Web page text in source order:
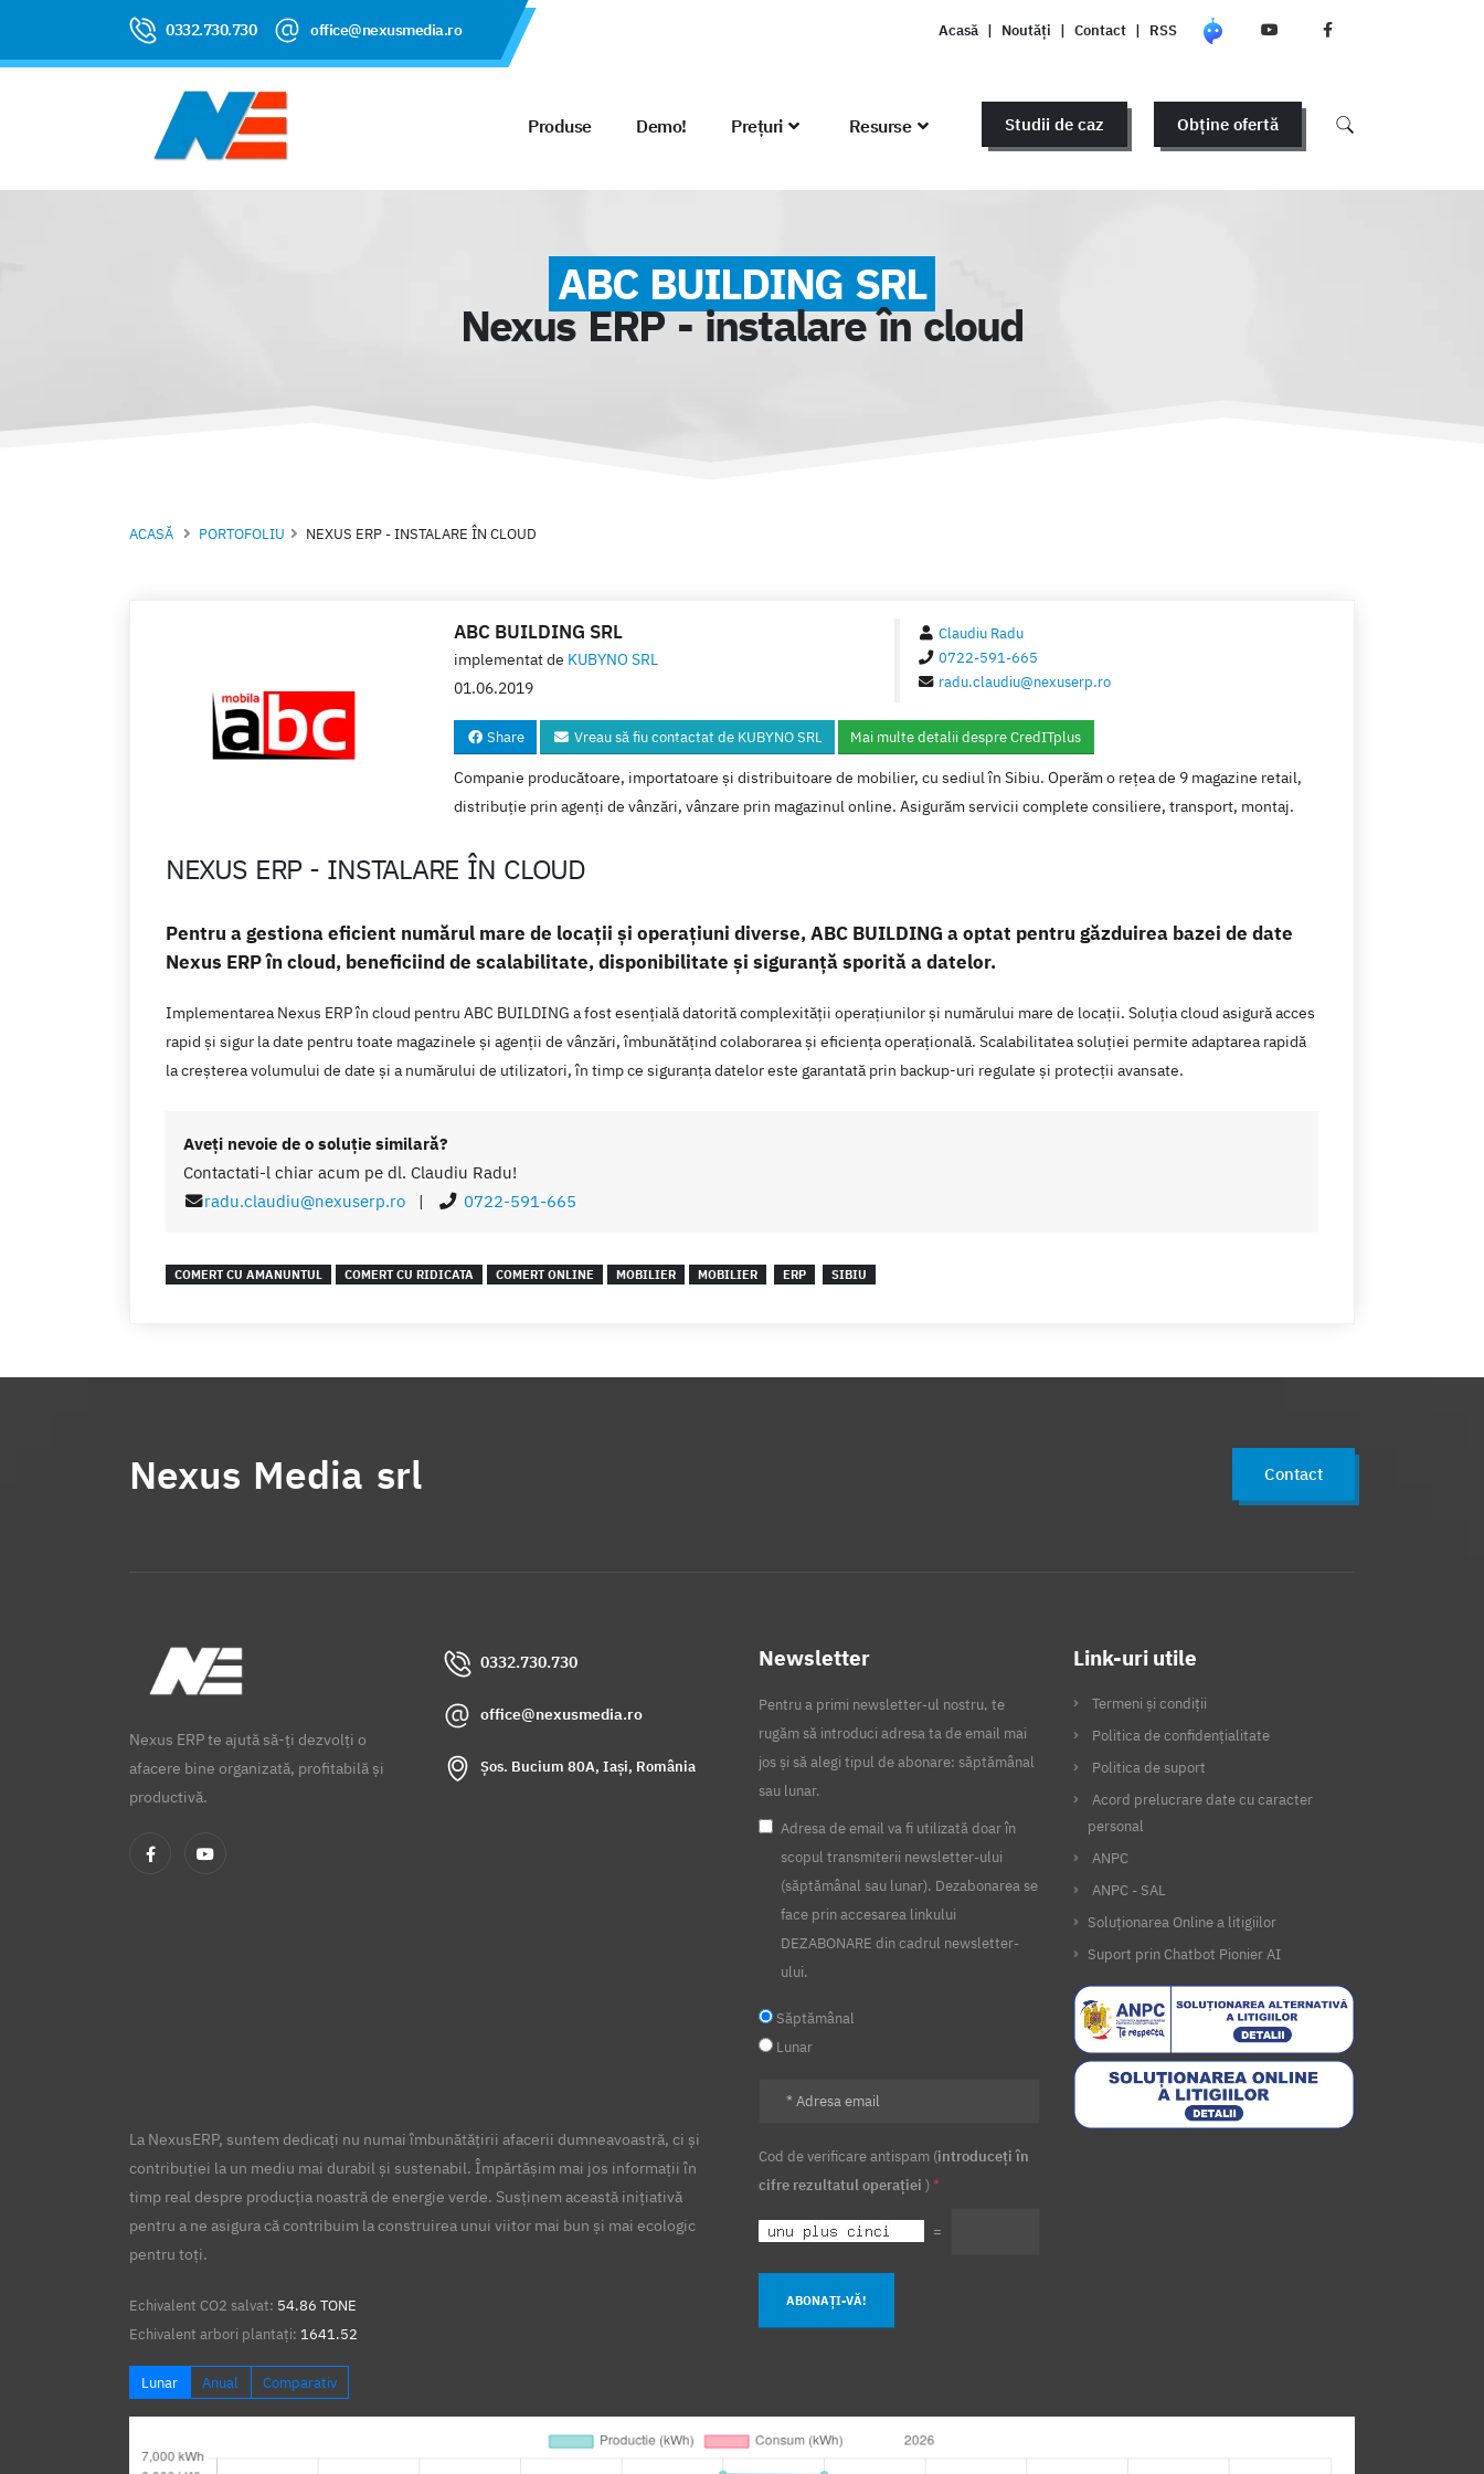
0332.730.730 office@nexusmedia.ro Acasă | Noutăți | Contact | RSS
Produse Demo! Prețuri Resurse Studii de caz Obține ofertă
ABC BUILDING SRL
Nexus ERP - instalare în cloud
ACASĂ PORTOFOLIU NEXUS ERP - INSTALARE ÎN CLOUD
ABC BUILDING SRL
implementat de KUBYNO SRL
01.06.2019
Claudiu Radu
0722-591-665
radu.claudiu@nexuserp.ro
Share Vreau să fiu contactat de KUBYNO SRL Mai multe detalii despre CredITplus
Companie producătoare, importatoare și distribuitoare de mobilier, cu sediul în Sibiu. Operăm o rețea de 9 magazine retail,
distribuție prin agenți de vânzări, vânzare prin magazinul online. Asigurăm servicii complete consiliere, transport, montaj.
NEXUS ERP - INSTALARE ÎN CLOUD
Pentru a gestiona eficient numărul mare de locații și operațiuni diverse, ABC BUILDING a optat pentru găzduirea bazei de date
Nexus ERP în cloud, beneficiind de scalabilitate, disponibilitate și siguranță sporită a datelor.
Implementarea Nexus ERP în cloud pentru ABC BUILDING a fost esențială datorită complexității operațiunilor și numărului mare de locații. Soluția cloud asigură acces
rapid și sigur la date pentru toate magazinele și agenții de vânzări, îmbunătățind colaborarea și eficiența operațională. Scalabilitatea soluției permite adaptarea rapidă
la creșterea volumului de date și a numărului de utilizatori, în timp ce siguranța datelor este garantată prin backup-uri regulate și protecții avansate.
Aveţi nevoie de o soluţie similară?
Contactati-l chiar acum pe dl. Claudiu Radu!
radu.claudiu@nexuserp.ro | 0722-591-665
COMERT CU AMANUNTUL COMERT CU RIDICATA COMERT ONLINE MOBILIER MOBILIER ERP SIBIU
Nexus Media srl Contact
Nexus ERP te ajută să-ți dezvolți o
afacere bine organizată, profitabilă și
productivă.
0332.730.730
office@nexusmedia.ro
Șos. Bucium 80A, Iași, România
Newsletter
Pentru a primi newsletter-ul nostru, te
rugăm să introduci adresa ta de email mai
jos și să alegi tipul de abonare: săptămânal
sau lunar.
Adresa de email va fi utilizată doar în
scopul transmiterii newsletter-ului
(săptămânal sau lunar). Dezabonarea se
face prin accesarea linkului
DEZABONARE din cadrul newsletter-
ului.
Săptămânal
Lunar
Cod de verificare antispam (introduceți în
cifre rezultatul operației ) *
=
ABONAȚI-VĂ!
Link-uri utile
Termeni și condiții
Politica de confidențialitate
Politica de suport
Acord prelucrare date cu caracter
personal
ANPC
ANPC - SAL
Soluționarea Online a litigiilor
Suport prin Chatbot Pionier AI
La NexusERP, suntem dedicați nu numai îmbunătățirii afacerii dumneavoastră, ci și
contribuției la un mediu mai durabil și sustenabil. Împărtășim mai jos informații în
timp real despre producția noastră de energie verde. Susținem această inițiativă
pentru a ne asigura că contribuim la construirea unui viitor mai bun și mai ecologic
pentru toți.
Echivalent CO2 salvat: 54.86 TONE
Echivalent arbori plantați: 1641.52
Lunar Anual Comparativ